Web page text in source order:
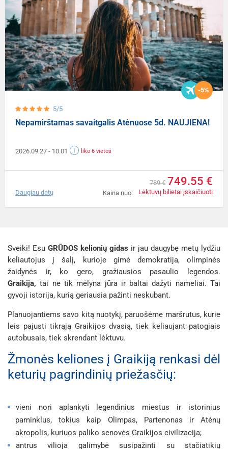
5/5
-5%
Nepamirštamas savaitgalis Atėnuose 5d. NAUJIENA!
2026.09.27 - 10.01 liko 6 vietos
Kaina nuo:
789 € 749.55 €
Lėktuvų bilietai įskaičiuoti
Daugiau datų
Sveiki! Esu GRŪDOS kelionių gidas ir jau daugybę metų lydžiu
keliautojus į šalį, kurioje gimė demokratija, olimpinės
žaidynės ir, ko gero, gražiausios pasaulio legendos.
Graikija, tai ne tik mėlyna jūra ir baltai dažyti nameliai. Tai
gyvoji istorija, kurią geriausia pažinti neskubant.
Planuojantiems savo kitą nuotykį, paruošėme maršrutus, kurie
leis pajusti tikrąją Graikijos dvasią, tiek keliaujant patogiais
autobusais, tiek skrendant lėktuvu.
Žmonės keliones į Graikiją renkasi dėl
keturių pagrindinių priežasčių:
vieni nori aplankyti legendinius miestus ir istorinius
paminklus, tokius kaip Olimpas, Partenonas ir Atėnų
akropolis, kuriuos paliko senovės Graikijos civilizacija;
antrus vilioja galimybė susipažinti su stačiatikių